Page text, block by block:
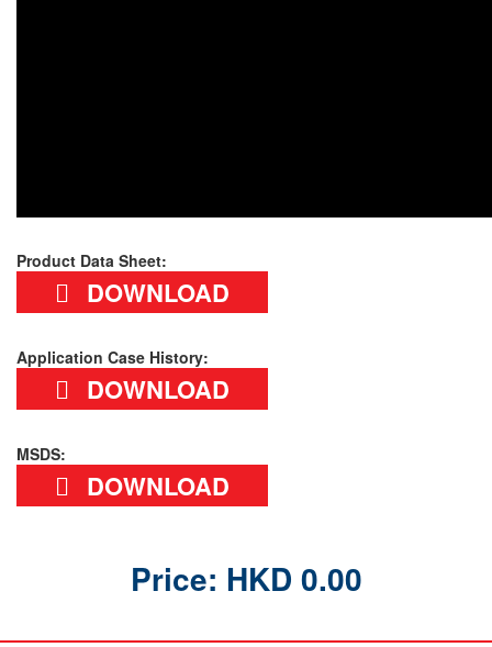
Product Data Sheet:
DOWNLOAD
Application Case History:
DOWNLOAD
MSDS:
DOWNLOAD
Price: HKD 0.00